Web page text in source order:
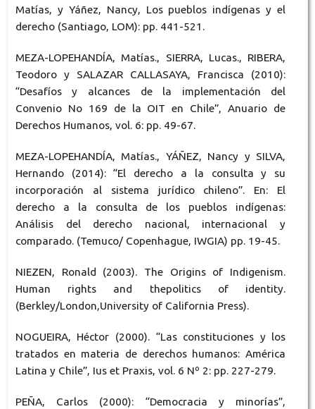
Matías, y Yáñez, Nancy, Los pueblos indígenas y el
derecho (Santiago, LOM): pp. 441-521.
MEZA-LOPEHANDÍA, Matías., SIERRA, Lucas., RIBERA,
Teodoro y SALAZAR CALLASAYA, Francisca (2010):
“Desafíos y alcances de la implementación del
Convenio No 169 de la OIT en Chile”, Anuario de
Derechos Humanos, vol. 6: pp. 49-67.
MEZA-LOPEHANDÍA, Matías., YÁÑEZ, Nancy y SILVA,
Hernando (2014): “El derecho a la consulta y su
incorporación al sistema jurídico chileno”. En: El
derecho a la consulta de los pueblos indígenas:
Análisis del derecho nacional, internacional y
comparado. (Temuco/ Copenhague, IWGIA) pp. 19-45.
NIEZEN, Ronald (2003). The Origins of Indigenism.
Human rights and thepolitics of identity.
(Berkley/London,University of California Press).
NOGUEIRA, Héctor (2000). “Las constituciones y los
tratados en materia de derechos humanos: América
Latina y Chile”, Ius et Praxis, vol. 6 Nº 2: pp. 227-279.
PEÑA, Carlos (2000): “Democracia y minorías”,